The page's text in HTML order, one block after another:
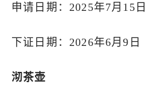
申请日期：2025年7月15日
下证日期：2026年6月9日
沏茶壶